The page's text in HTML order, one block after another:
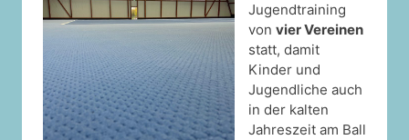
Jugendtraining
von vier Vereinen
statt, damit
Kinder und
Jugendliche auch
in der kalten
Jahreszeit am Ball